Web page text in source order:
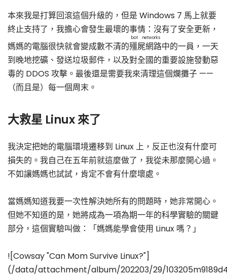
本來我是打算回滾這個升級的，但是 Windows 7 馬上就要
終止支持了，我擔心會發生最壞的事情：沒有了安全更新，
媽媽的電腦很快就會變成數不清的殭屍網路
bot networks
中的一員，一天
到晚地挖礦、發送垃圾郵件，以及對全國的重要設施發動惡
毒的 DDOS 攻擊。最後還是需要我來清理這個爛攤子 ——
（而且是）每一個周末。
大救星 Linux 來了
我決定把她的電腦環境遷移到 Linux 上，反正也沒有什麼可
損失的。我自己在五年前就這麼做了，我從未那麼開心過。
不如讓媽媽也試試，肯定不會有什麼壞處。
當媽媽知道我要一次性解決她所有的問題時，她非常開心。
但她不知道的是，她將成為一項為期一年的科學實驗的關鍵
部分，這個實驗叫做：「媽媽能學會使用 Linux 嗎？」
![Cowsay "Can Mom Survive Linux?"]
(/data/attachment/album/202203/29/